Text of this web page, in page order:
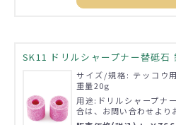
SK11 ドリルシャープナー替砥石
サイズ/規格: テッコウ
重量20g
用途:ドリルシャープナ
合は、お問い合わせより